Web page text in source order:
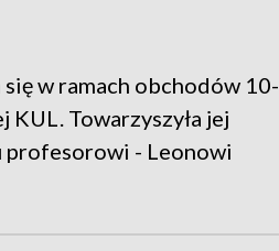
w ramach obchodów 10-
Towarzyszyła jej
profesorowi - Leonowi